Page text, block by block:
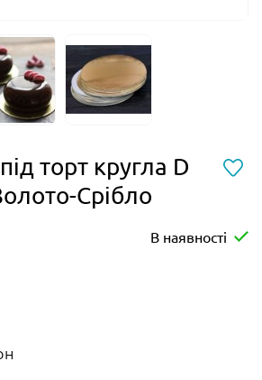
торт кругла D
Срібло
В наявності